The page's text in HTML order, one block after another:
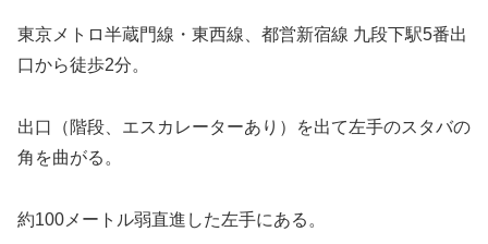
東京メトロ半蔵門線・東西線、都営新宿線 九段下駅5番出
口から徒歩2分。
出口（階段、エスカレーターあり）を出て左手のスタバの
角を曲がる。
約100メートル弱直進した左手にある。